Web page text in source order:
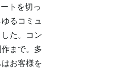
トを切っ
るコミュ
た。コン
まで。多
お客様を